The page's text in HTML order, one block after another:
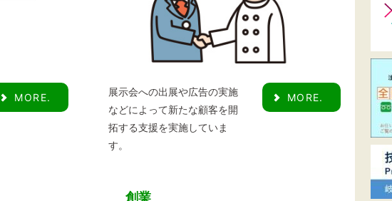
MORE.
展示会への出展や広告の実施
などによって新たな顧客を開
拓する支援を実施していま
す。
MORE.
創業